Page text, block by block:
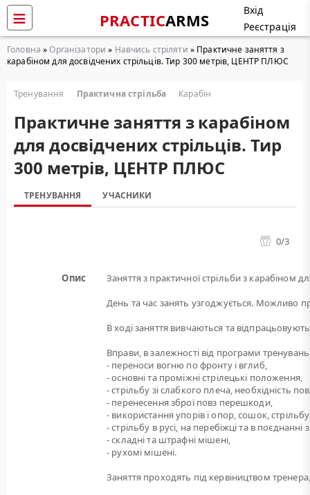
PRACTICARMS
Вхід
Реєстрація
Головна »Організатори » Навчись стріляти » Практичне заняття з
карабіном для досвідчених стрільців. Тир 300 метрів, ЦЕНТР ПЛЮС
Тренування Практична стрільба Карабін
Практичне заняття з карабіном
для досвідчених стрільців. Тир
300 метрів, ЦЕНТР ПЛЮС
ТРЕНУВАННЯ УЧАСНИКИ
0/3
Опис
Заняття з практичної стрільби з карабіном
День та час занять узгоджується. Можливо
В ході заняття вивчаються та
Вправи, в залежності від програми
- переноси вогню по фронту і вглиб,
- основні та проміжні стрілецькі положення,
- стрільбу зі слабкого плеча, необхідність
- перенесення зброї повз перешкоди,
- використання упорів і опор, сошок,
- стрільбу в русі, на перебіжці та в
- складні та штрафні мішені,
- рухомі мішені.
Заняття проходять під кервіництвом